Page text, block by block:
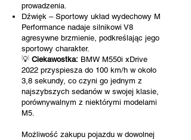
prowadzenia.
Dźwięk – Sportowy układ wydechowy M
Performance nadaje silnikowi V8
agresywne brzmienie, podkreślając jego
sportowy charakter.
💡 Ciekawostka: BMW M550i xDrive
2022 przyspiesza do 100 km/h w około
3,8 sekundy, co czyni go jednym z
najszybszych sedanów w swojej klasie,
porównywalnym z niektórymi modelami
M5.
Możliwość zakupu pojazdu w dowolnej